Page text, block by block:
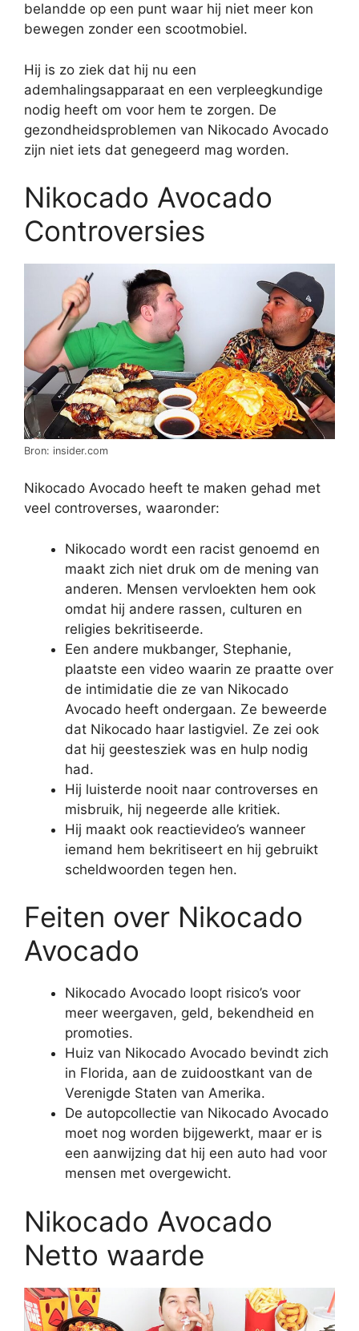
belandde op een punt waar hij niet meer kon
bewegen zonder een scootmobiel.
Hij is zo ziek dat hij nu een
ademhalingsapparaat en een verpleegkundige
nodig heeft om voor hem te zorgen. De
gezondheidsproblemen van Nikocado Avocado
zijn niet iets dat genegeerd mag worden.
Nikocado Avocado
Controversies
Bron: insider.com
Nikocado Avocado heeft te maken gehad met
veel controverses, waaronder:
Nikocado wordt een racist genoemd en
maakt zich niet druk om de mening van
anderen. Mensen vervloekten hem ook
omdat hij andere rassen, culturen en
religies bekritiseerde.
Een andere mukbanger, Stephanie,
plaatste een video waarin ze praatte over
de intimidatie die ze van Nikocado
Avocado heeft ondergaan. Ze beweerde
dat Nikocado haar lastigviel. Ze zei ook
dat hij geestesziek was en hulp nodig
had.
Hij luisterde nooit naar controverses en
misbruik, hij negeerde alle kritiek.
Hij maakt ook reactievideo’s wanneer
iemand hem bekritiseert en hij gebruikt
scheldwoorden tegen hen.
Feiten over Nikocado
Avocado
Nikocado Avocado loopt risico’s voor
meer weergaven, geld, bekendheid en
promoties.
Huiz van Nikocado Avocado bevindt zich
in Florida, aan de zuidoostkant van de
Verenigde Staten van Amerika.
De autopcollectie van Nikocado Avocado
moet nog worden bijgewerkt, maar er is
een aanwijzing dat hij een auto had voor
mensen met overgewicht.
Nikocado Avocado
Netto waarde